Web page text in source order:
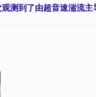
测到了由超音速湍流